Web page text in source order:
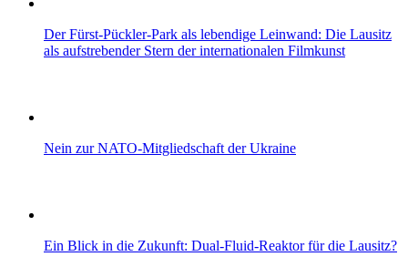
Der Fürst-Pückler-Park als lebendige Leinwand: Die Lausitz
als aufstrebender Stern der internationalen Filmkunst
Nein zur NATO-Mitgliedschaft der Ukraine
Ein Blick in die Zukunft: Dual-Fluid-Reaktor für die Lausitz?